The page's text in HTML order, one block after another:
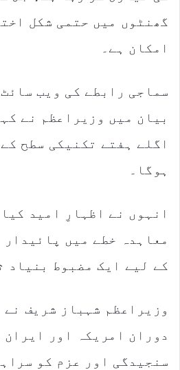
گھنٹوں میں حتمی شکل
امکان ہے۔
سماجی رابطے کی ویب
بیان میں وزیراعظم نے
اگلے ہفتے تکنیکی سطح
ہوگا۔
انہوں نے اظہارِ امید
معاہدہ خطے میں
کے لیے ایک مضبوط بنیاد
وزیراعظم شہباز شریف
دوران امریکہ اور ایران
سنجیدگی اور عزم کو